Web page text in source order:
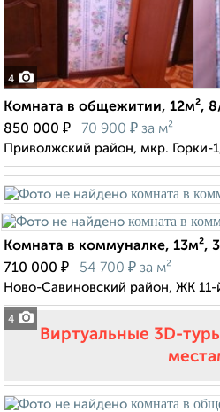
4
Комната в общежитии, 12м²,
850 000 ₽ 70 900 ₽ за м²
Приволжский район, мкр. Горки-
4
Комната в коммуналке, 13м²,
710 000 ₽ 54 700 ₽ за м²
Ново-Савиновский район, ЖК 11-
Виртуальные 3D-